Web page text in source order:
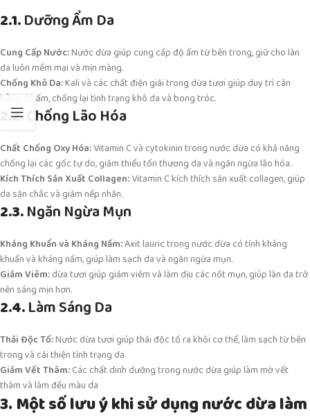
2.1.Dưỡng Ẩm Da
Cung Cấp Nước:Nước dừa giúp cung cấp độ ẩm từ bên trong, giữ cho làn
da luôn mềm mại và mịn màng.
Chống Khô Da:Kali và các chất điện giải trong dừa tươi giúp duy trì cân
bằng độ ẩm, chống lại tình trạng khô da và bong tróc.
2.2. Chống Lão Hóa
Chất Chống Oxy Hóa:Vitamin C và cytokinin trong nước dừa có khả năng
chống lại các gốc tự do, giảm thiểu tổn thương da và ngăn ngừa lão hóa.
Kích Thích Sản Xuất Collagen:Vitamin C kích thích sản xuất collagen, giúp
da săn chắc và giảm nếp nhăn.
2.3.Ngăn Ngừa Mụn
Kháng Khuẩn và Kháng Nấm:Axit lauric trong nước dừa có tính kháng
khuẩn và kháng nấm, giúp làm sạch da và ngăn ngừa mụn.
Giảm Viêm:dừa tươi giúp giảm viêm và làm dịu các nốt mụn, giúp làn da trở
nên sáng mịn hơn.
2.4.Làm Sáng Da
Thải Độc Tố:Nước dừa tươi giúp thải độc tố ra khỏi cơ thể, làm sạch từ bên
trong và cải thiện tình trạng da.
Giảm Vết Thâm:Các chất dinh dưỡng trong nước dừa giúp làm mờ vết
thâm và làm đều màu da
3. Một số lưu ý khi sử dụng nước dừa làm